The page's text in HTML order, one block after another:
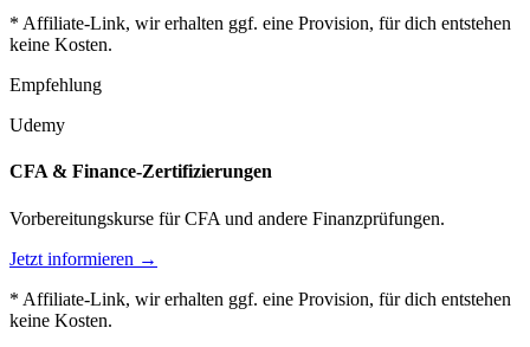
* Affiliate-Link, wir erhalten ggf. eine Provision, für dich entstehen
keine Kosten.
Empfehlung
Udemy
CFA & Finance-Zertifizierungen
Vorbereitungskurse für CFA und andere Finanzprüfungen.
Jetzt informieren →
* Affiliate-Link, wir erhalten ggf. eine Provision, für dich entstehen
keine Kosten.